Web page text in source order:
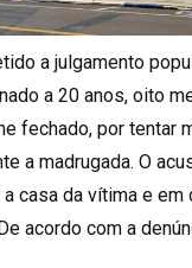
a julgamento
a 20 anos, oito
fechado, por tentar
a madrugada. O
casa da vítima e
acordo com a